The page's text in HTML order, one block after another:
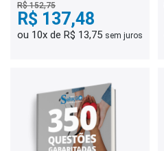
R$ 152,75
R$ 137,48
ou 10x de R$ 13,75 sem juros